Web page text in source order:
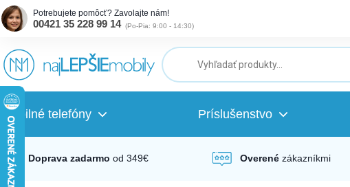
Potrebujete pomôcť? Zavolajte nám!
00421 35 228 99 14 (Po-Pia: 9:00 - 14:30)
Mobilné telefóny Príslušenstvo
Doprava zadarmo od 349€ Overené zákazníkmi